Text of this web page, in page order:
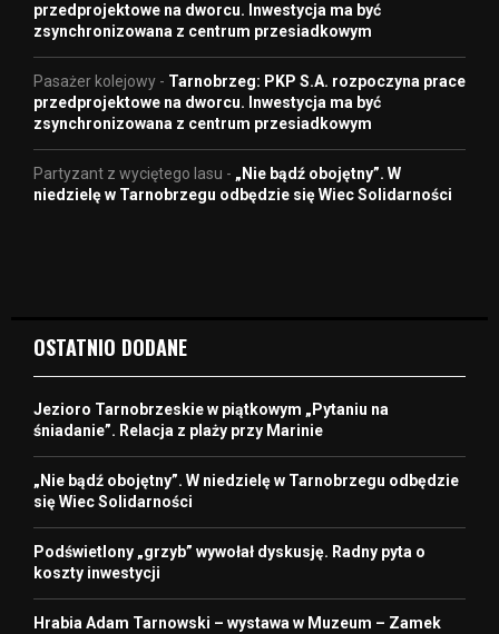
przedprojektowe na dworcu. Inwestycja ma być
zsynchronizowana z centrum przesiadkowym
Pasażer kolejowy - Tarnobrzeg: PKP S.A. rozpoczyna prace
przedprojektowe na dworcu. Inwestycja ma być
zsynchronizowana z centrum przesiadkowym
Partyzant z wyciętego lasu - „Nie bądź obojętny”. W
niedzielę w Tarnobrzegu odbędzie się Wiec Solidarności
OSTATNIO DODANE
Jezioro Tarnobrzeskie w piątkowym „Pytaniu na
śniadanie”. Relacja z plaży przy Marinie
„Nie bądź obojętny”. W niedzielę w Tarnobrzegu odbędzie
się Wiec Solidarności
Podświetlony „grzyb” wywołał dyskusję. Radny pyta o
koszty inwestycji
Hrabia Adam Tarnowski – wystawa w Muzeum – Zamek